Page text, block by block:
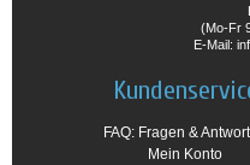
(Mo-Fr
E-Mail:
FAQ: Fragen &
Mein Konto